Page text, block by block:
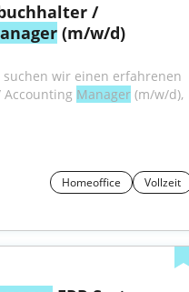
/
(m/w/d)
wir einen erfahrenen
Manager (m/w/d),
Homeoffice Vollzeit